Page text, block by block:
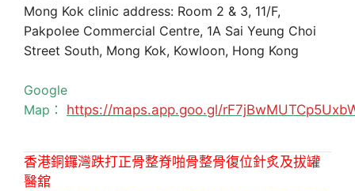
Mong Kok clinic address: Room 2 & 3, 11/F,
Pakpolee Commercial Centre, 1A Sai Yeung Choi
Street South, Mong Kok, Kowloon, Hong Kong
Google
Map： https://maps.app.goo.gl/
香港銅鑼灣跌打正骨整脊啪骨整骨復位針炙及拔罐
醫舘